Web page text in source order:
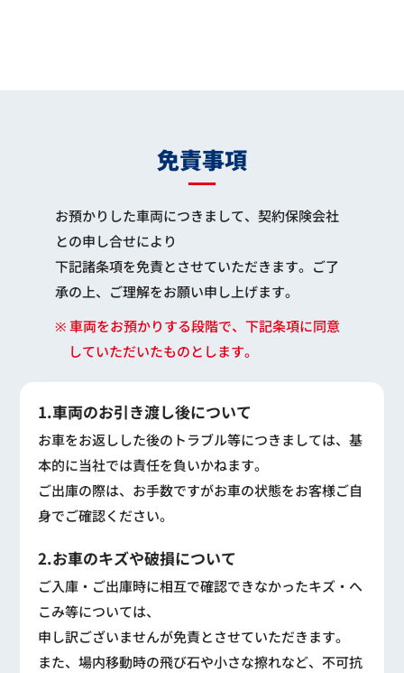
免責事項
お預かりした車両につきまして、契約保険会社
との申し合せにより
下記諸条項を免責とさせていただきます。ご了
承の上、ご理解をお願い申し上げます。
※ 車両をお預かりする段階で、下記条項に同意
していただいたものとします。
1.車両のお引き渡し後について
お車をお返しした後のトラブル等につきましては、基
本的に当社では責任を負いかねます。
ご出庫の際は、お手数ですがお車の状態をお客様ご自
身でご確認ください。
2.お車のキズや破損について
ご入庫・ご出庫時に相互で確認できなかったキズ・へ
こみ等については、
申し訳ございませんが免責とさせていただきます。
また、場内移動時の飛び石や小さな擦れなど、不可抗